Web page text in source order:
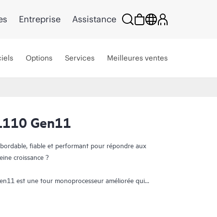
Entreprise Assistance
Options Services Meilleures ventes
Gen11
fiable et performant pour répondre aux
croissance ?
est une tour monoprocesseur améliorée qui
et 5e génération,